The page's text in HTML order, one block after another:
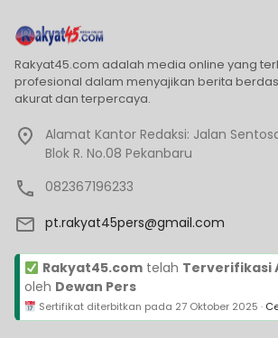
Rakyat45.com adalah media online yang
profesional dalam menyajikan berita
akurat dan terpercaya.
Alamat Kantor Redaksi: Jalan
Blok R. No.08 Pekanbaru
082367196233
pt.rakyat45pers@gmail.com
Rakyat45.comtelah Terverifikasi
oleh Dewan Pers
Sertifikat diterbitkan pada 27 Oktober 2025 ·